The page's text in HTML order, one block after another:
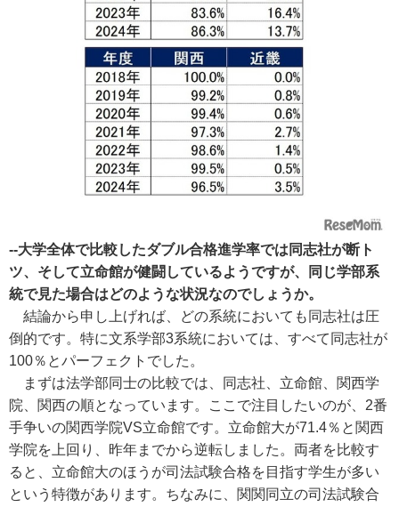
--大学全体で比較したダブル合格進学率では同志社が断ト
ツ、そして立命館が健闘しているようですが、同じ学部系
統で見た場合はどのような状況なのでしょうか。
結論から申し上げれば、どの系統においても同志社は圧
倒的です。特に文系学部3系統においては、すべて同志社が
100％とパーフェクトでした。
まずは法学部同士の比較では、同志社、立命館、関西学
院、関西の順となっています。ここで注目したいのが、2番
手争いの関西学院VS立命館です。立命館大が71.4％と関西
学院を上回り、昨年までから逆転しました。両者を比較す
ると、立命館大のほうが司法試験合格を目指す学生が多い
という特徴があります。ちなみに、関関同立の司法試験合